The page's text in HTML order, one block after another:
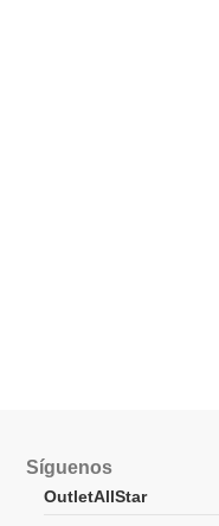
Síguenos
OutletAllStar